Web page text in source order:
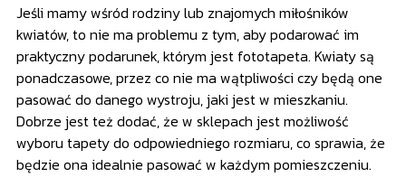
Jeśli mamy wśród rodziny lub znajomych miłośników
kwiatów, to nie ma problemu z tym, aby podarować im
praktyczny podarunek, którym jest fototapeta. Kwiaty są
ponadczasowe, przez co nie ma wątpliwości czy będą one
pasować do danego wystroju, jaki jest w mieszkaniu.
Dobrze jest też dodać, że w sklepach jest możliwość
wyboru tapety do odpowiedniego rozmiaru, co sprawia, że
będzie ona idealnie pasować w każdym pomieszczeniu.